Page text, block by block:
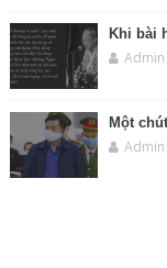
Khi bài
Admin
Một
Admin